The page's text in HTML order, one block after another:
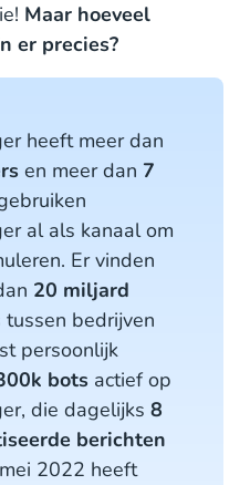
Maar hoeveel
er precies?
heeft meer dan
en meer dan 7
al als kanaal om
Er vinden
20 miljard
tussen bedrijven
persoonlijk
bots actief op
die dagelijks 8
berichten
2022 heeft